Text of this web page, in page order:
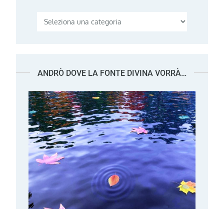
Categorie
ANDRÒ DOVE LA FONTE DIVINA VORRÀ…